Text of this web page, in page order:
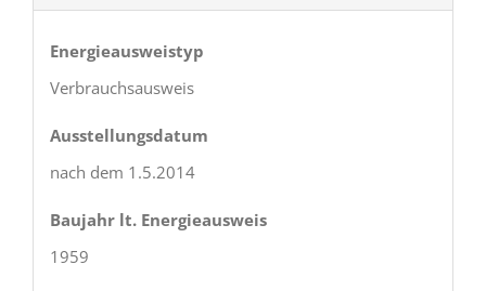
Energieausweistyp
Verbrauchs­ausweis
Ausstellungsdatum
nach dem 1.5.2014
Baujahr lt. Energieausweis
1959